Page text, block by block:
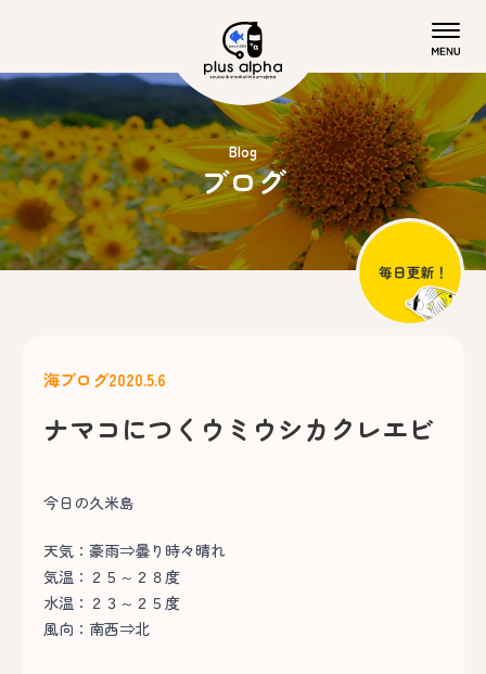
Blog
ブログ
海ブログ2020.5.6
ナマコにつくウミウシカクレエビ
今日の久米島
天気：豪雨⇒曇り時々晴れ
気温：２５～２８度
水温：２３～２５度
風向：南西⇒北